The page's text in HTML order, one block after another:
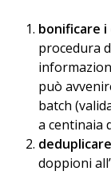
bonificare
procedura
può
batch
a centinaia
doppioni